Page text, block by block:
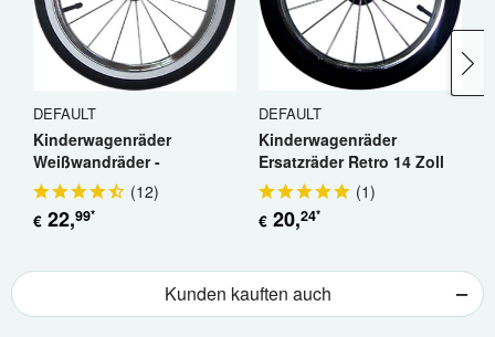
DEFAULT
Kinderwagenräder
Weißwandräder -
Ersatzräder 14 Zoll Retro
(12)
€ 22,99*
DEFAULT
Kinderwagenräder
Ersatzräder Retro 14 Zoll
(1)
€ 20,24*
Kunden kauften auch